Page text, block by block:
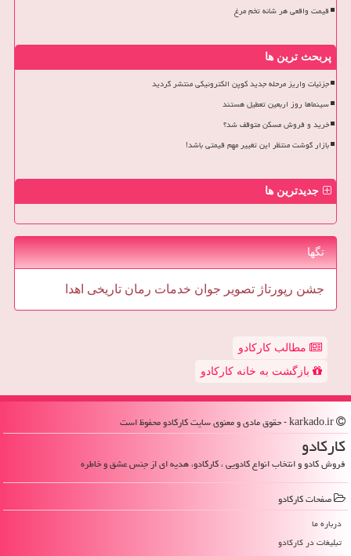
قیمت واقعی هر شانه تخم مرغ
پربحث ترین ها
جزئیات واریز مرحله جدید کوپن الکترونیکی منتشر گردید
سینماها روز اربعین تعطیل هستند
خرید و فروش مسکن متوقف شد؟
بازار گوشت منتظر این تغییر مهم قیمتی باشد!
جدیدترین ها
تگها
جشن رپورتاژ تصویر جوان خدمات رمان تاریخی اهدا
مطالب کارکادو
بازگشت به خانه کارکادو
كاركادو
فروش کادو و انتخاب انواع کادویی ، کارکادو، هدیه ای از جنس عشق و خاطره
صفحات كاركادو
درباره ما
تبلیغات در كاركادو